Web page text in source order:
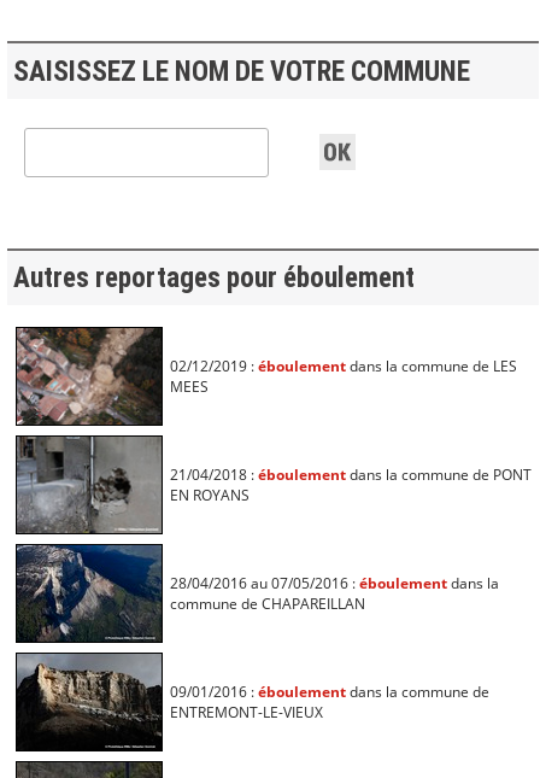
SAISISSEZ LE NOM DE VOTRE COMMUNE
Autres reportages pour éboulement
02/12/2019 :éboulementdans la commune de LES
MEES
21/04/2018 :éboulementdans la commune de PONT
EN ROYANS
28/04/2016 au 07/05/2016 :éboulementdans la
commune de CHAPAREILLAN
09/01/2016 :éboulementdans la commune de
ENTREMONT-LE-VIEUX